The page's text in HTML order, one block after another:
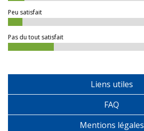
Peu satisfait
Pas du tout satisfait
Liens utiles
FAQ
Mentions légales